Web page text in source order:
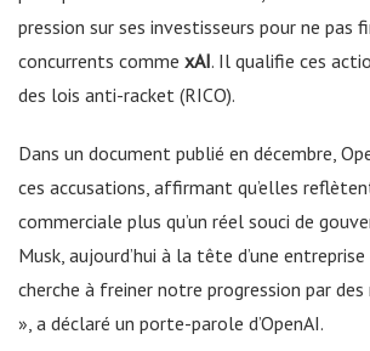
pression sur ses investisseurs pour ne pas
concurrents comme xAI. Il qualifie ces
des lois anti-racket (RICO).
Dans un document publié en décembre,
ces accusations, affirmant qu’elles
commerciale plus qu’un réel souci de
Musk, aujourd’hui à la tête d’une
cherche à freiner notre progression par des
», a déclaré un porte-parole d’OpenAI.